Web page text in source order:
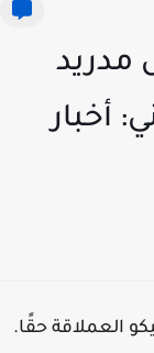
أخبار
العملاقة حقًا.